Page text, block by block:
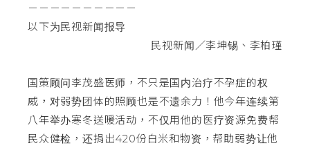
－－－－－－－－－－
以下为民视新闻报导
民视新闻／李坤锡、李柏瑾
国策顾问李茂盛医师，不只是国内治疗不孕症的权
威，对弱势团体的照顾也是不遗余力！他今年连续第
八年举办寒冬送暖活动，不仅用他的医疗资源免费帮
民众健检，还捐出420份白米和物资，帮助弱势让他